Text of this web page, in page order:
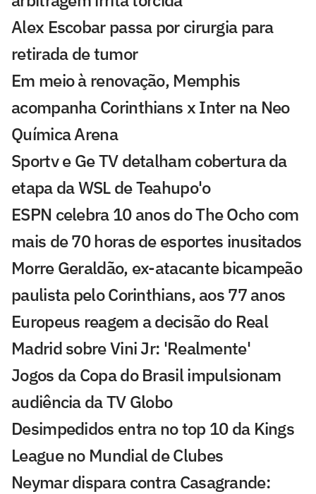
Alex Escobar passa por cirurgia para
retirada de tumor
Em meio à renovação, Memphis
acompanha Corinthians x Inter na Neo
Química Arena
Sportv e Ge TV detalham cobertura da
etapa da WSL de Teahupo'o
ESPN celebra 10 anos do The Ocho com
mais de 70 horas de esportes inusitados
Morre Geraldão, ex-atacante bicampeão
paulista pelo Corinthians, aos 77 anos
Europeus reagem a decisão do Real
Madrid sobre Vini Jr: 'Realmente'
Jogos da Copa do Brasil impulsionam
audiência da TV Globo
Desimpedidos entra no top 10 da Kings
League no Mundial de Clubes
Neymar dispara contra Casagrande: